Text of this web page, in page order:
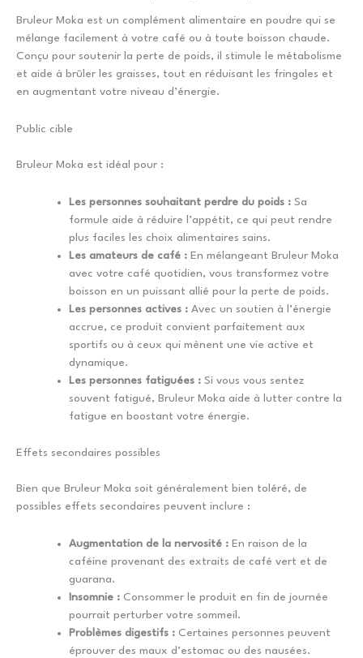
Bruleur Moka est un complément alimentaire en poudre qui se
mélange facilement à votre café ou à toute boisson chaude.
Conçu pour soutenir la perte de poids, il stimule le métabolisme
et aide à brûler les graisses, tout en réduisant les fringales et
en augmentant votre niveau d’énergie.
Public cible
Bruleur Moka est idéal pour :
Les personnes souhaitant perdre du poids : Sa
formule aide à réduire l’appétit, ce qui peut rendre
plus faciles les choix alimentaires sains.
Les amateurs de café : En mélangeant Bruleur Moka
avec votre café quotidien, vous transformez votre
boisson en un puissant allié pour la perte de poids.
Les personnes actives : Avec un soutien à l’énergie
accrue, ce produit convient parfaitement aux
sportifs ou à ceux qui mènent une vie active et
dynamique.
Les personnes fatiguées : Si vous vous sentez
souvent fatigué, Bruleur Moka aide à lutter contre la
fatigue en boostant votre énergie.
Effets secondaires possibles
Bien que Bruleur Moka soit généralement bien toléré, de
possibles effets secondaires peuvent inclure :
Augmentation de la nervosité : En raison de la
caféine provenant des extraits de café vert et de
guarana.
Insomnie : Consommer le produit en fin de journée
pourrait perturber votre sommeil.
Problèmes digestifs : Certaines personnes peuvent
éprouver des maux d’estomac ou des nausées.